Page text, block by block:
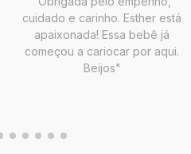
cuidado e carinho. Esther está
apaixonada! Essa bebê já
começou a cariocar por aqui.
Beijos"